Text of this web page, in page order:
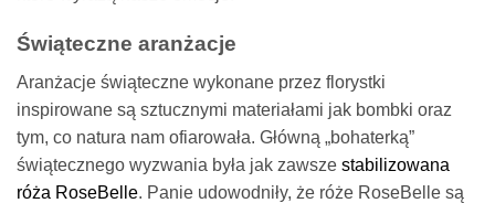
Świąteczne aranżacje
Aranżacje świąteczne wykonane przez florystki
inspirowane są sztucznymi materiałami jak bombki oraz
tym, co natura nam ofiarowała. Główną „bohaterką”
świątecznego wyzwania była jak zawsze stabilizowana
róża RoseBelle. Panie udowodniły, że róże RoseBelle są